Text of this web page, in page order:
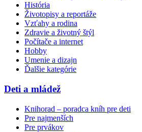
História
Životopisy a reportáže
Vzťahy a rodina
Zdravie a životný štýl
Počítače a internet
Hobby
Umenie a dizajn
Ďalšie kategórie
Deti a mládež
Knihorad – poradca kníh pre deti
Pre najmenších
Pre prvákov